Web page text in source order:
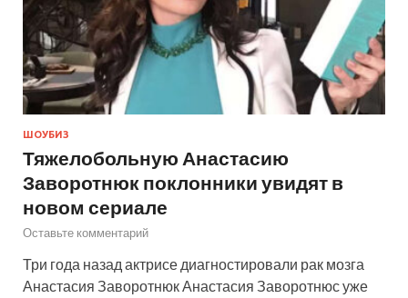
ШОУБИЗ
Тяжелобольную Анастасию
Заворотнюк поклонники увидят в
новом сериале
Оставьте комментарий
Три года назад актрисе диагностировали рак мозга
Анастасия Заворотнюк Анастасия Заворотнюс уже